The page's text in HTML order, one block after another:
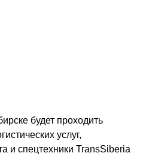
ТЕХНИКИ
будет проходить
услуг,
и спецтехники TransSiberia